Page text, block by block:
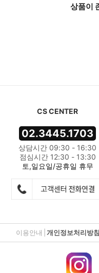
상품이
CS CENTER
02.3445.1703
상담시간 09:30 - 16:30
점심시간 12:30 - 13:30
토,일요일/공휴일 휴무
이용안내 개인정보처리방침